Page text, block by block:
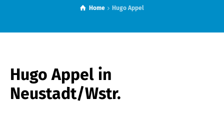
Home Hugo Appel
Hugo Appel in
Neustadt/Wstr.